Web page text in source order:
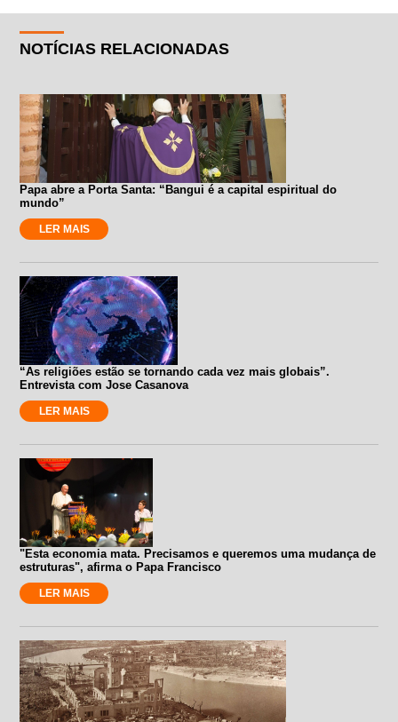
NOTÍCIAS RELACIONADAS
Papa abre a Porta Santa: “Bangui é a capital espiritual do
mundo”
LER MAIS
“As religiões estão se tornando cada vez mais globais”.
Entrevista com Jose Casanova
LER MAIS
"Esta economia mata. Precisamos e queremos uma mudança de
estruturas", afirma o Papa Francisco
LER MAIS